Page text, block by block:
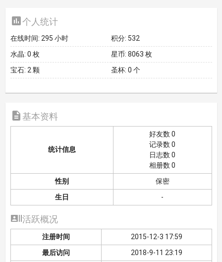
个人统计
在线时间: 295 小时 积分: 532
水晶: 0 枚 星币: 8063 枚
宝石: 2 颗 圣杯: 0 个
 基本资料
统计信息
好友数 0
记录数 0
日志数 0
相册数 0
性别
保密
生日
-
活跃概况
注册时间
2015-12-3 17:59
最后访问
2018-9-11 23:19